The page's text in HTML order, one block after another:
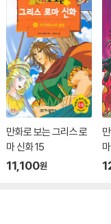
만화로 보는 그리스 로
마 신화 15
11,100원